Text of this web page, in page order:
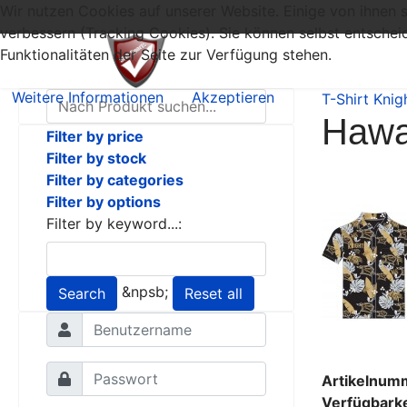
Filter by price
Filter by stock
Filter by categories
Filter by options
Filter by keyword...:
Search &npsb; Reset all
T-Shirt
Wir nutzen Cookies auf unserer Website. Einige von
verbessern (Tracking Cookies). Sie können selbst
Funktionalitäten der Seite zur Verfügung stehen.
Weitere Informationen Akzeptieren